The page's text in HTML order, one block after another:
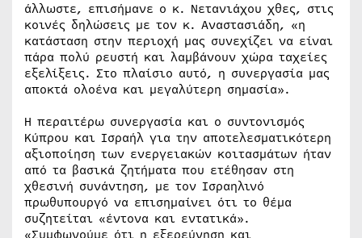
άλλωστε, επισήμανε ο κ. Νετανιάχου χθες, στις
κοινές δηλώσεις με τον κ. Αναστασιάδη, «η
κατάσταση στην περιοχή μας συνεχίζει να είναι
πάρα πολύ ρευστή και λαμβάνουν χώρα ταχείες
εξελίξεις. Στο πλαίσιο αυτό, η συνεργασία μας
αποκτά ολοένα και μεγαλύτερη σημασία».
Η περαιτέρω συνεργασία και ο συντονισμός
Κύπρου και Ισραήλ για την αποτελεσματικότερη
αξιοποίηση των ενεργειακών κοιτασμάτων ήταν
από τα βασικά ζητήματα που ετέθησαν στη
χθεσινή συνάντηση, με τον Ισραηλινό
πρωθυπουργό να επισημαίνει ότι το θέμα
συζητείται «έντονα και εντατικά».